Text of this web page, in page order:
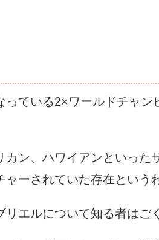
っている2×ワールドチャン
カン、ハワイアンといった
ーされていた存在という
エルについて知る者はご